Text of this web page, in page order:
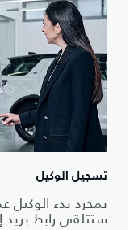
تسجيل الوكيل
ستتلقى رابط بريد